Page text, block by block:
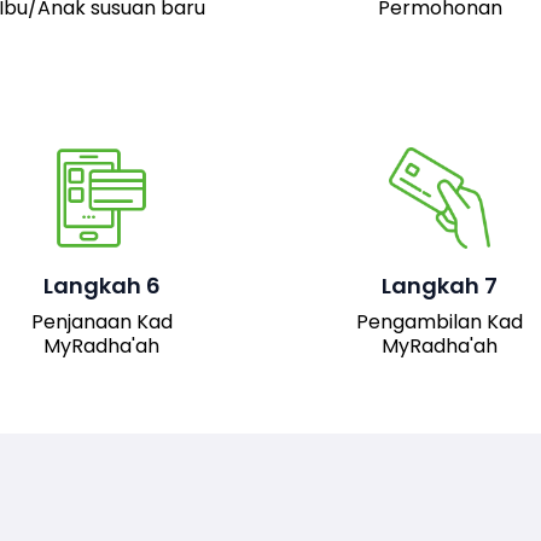
Ibu/Anak susuan baru
Permohonan
Langkah 6
Penjanaan Kad
MyRadha'ah
Setelah permohonan
akan dijana.
Langkah 7
Pengambilan Kad
MyRadha'ah
Pemohon boleh hadir ke
pejabat JAIS untuk
mengambil kad fizikal
MyRadha’ah. Selain itu,
pemohon juga boleh
turun versi digital kad
sistem untuk
kemudahan akses.